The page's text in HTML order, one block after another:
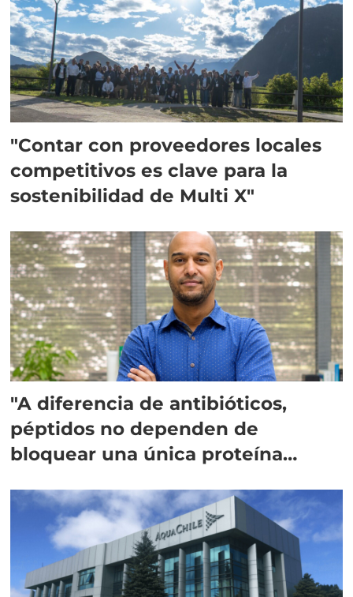
"Contar con proveedores locales
competitivos es clave para la
sostenibilidad de Multi X"
"A diferencia de antibióticos,
péptidos no dependen de
bloquear una única proteína